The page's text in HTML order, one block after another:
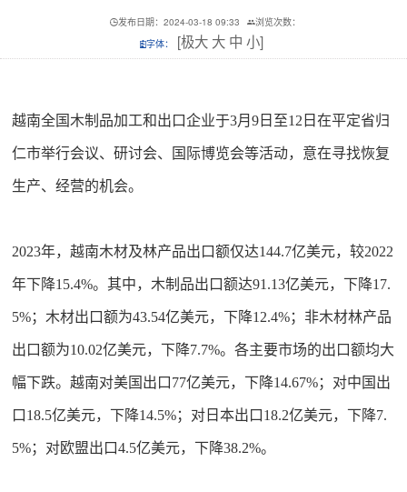
发布日期：2024-03-18 09:33
浏览次数：
字体：
[极大 大 中 小]
越南全国木制品加工和出口企业于3月9日至12日在平定省归
仁市举行会议、研讨会、国际博览会等活动，意在寻找恢复
生产、经营的机会。
2023年，越南木材及林产品出口额仅达144.7亿美元，较2022
年下降15.4%。其中，木制品出口额达91.13亿美元，下降17.
5%；木材出口额为43.54亿美元，下降12.4%；非木材林产品
出口额为10.02亿美元，下降7.7%。各主要市场的出口额均大
幅下跌。越南对美国出口77亿美元，下降14.67%；对中国出
口18.5亿美元，下降14.5%；对日本出口18.2亿美元，下降7.
5%；对欧盟出口4.5亿美元，下降38.2%。